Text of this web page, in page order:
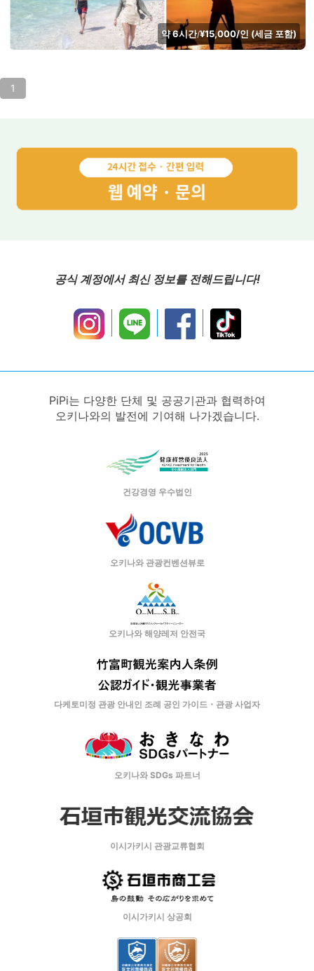
약 6시간/¥15,000/인 (세금 포함)
1
공식 계정에서 최신 정보를 전해드립니다!
PiPi는 다양한 단체 및 공공기관과 협력하여
오키나와의 발전에 기여해 나가겠습니다.
건강경영 우수법인
오키나와 관광컨벤션뷰로
오키나와 해양레저 안전국
다케토미정 관광 안내인 조례 공인 가이드・관광 사업자
오키나와 SDGs 파트너
이시가키시 관광교류협회
이시가키시 상공회